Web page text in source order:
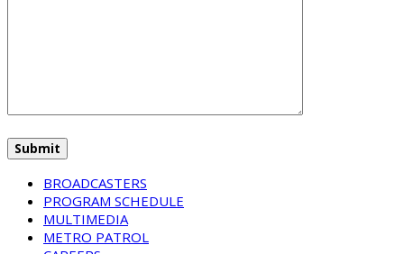
BROADCASTERS
PROGRAM SCHEDULE
MULTIMEDIA
METRO PATROL